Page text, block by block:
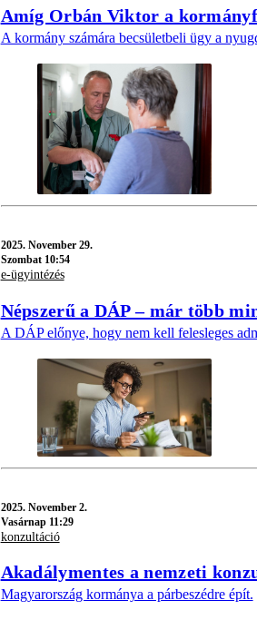
Amíg Orbán Viktor a
A kormány számára becsületbeli ügy a
2025. November 29.
Szombat 10:54
e-ügyintézés
Népszerű a DÁP – már több
A DÁP előnye, hogy nem kell felesleges
2025. November 2.
Vasárnap 11:29
konzultáció
Akadálymentes a nemzeti
Magyarország kormánya a párbeszédre épít.